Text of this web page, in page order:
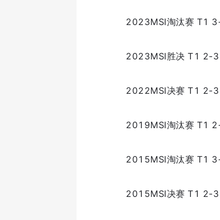
2023MSI淘汰赛 T1
2023MSI胜决 T1 2-3
2022MSI决赛 T1 2-3
2019MSI淘汰赛 T1
2015MSI淘汰赛 T1
2015MSI决赛 T1 2-3